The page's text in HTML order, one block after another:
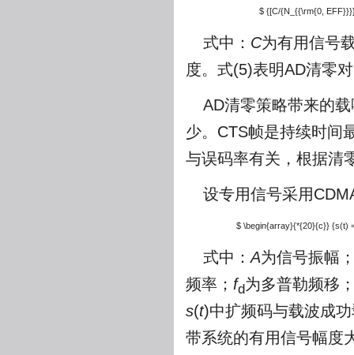
$ {[C/{N_{{\rm{0,
式中： C为有用信号
度。式(5)表明AD清零
AD清零策略带来的
少。CTS帧是持续时间
与误码率有关，根据清
设专用信号采用
$ \begin{array}{*{20}{c}} {s(t)
式中：A为信号振幅
频率； fd为多普勒频移
s(t)中扩频码与载波成
带系统的有用信号幅度